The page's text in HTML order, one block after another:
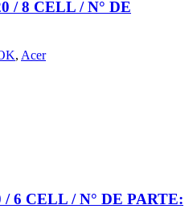
/ 8 CELL / N° DE
, Acer
6 CELL / N° DE PARTE: